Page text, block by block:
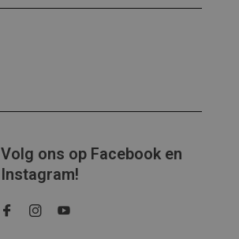
Volg ons op Facebook en
Instagram!